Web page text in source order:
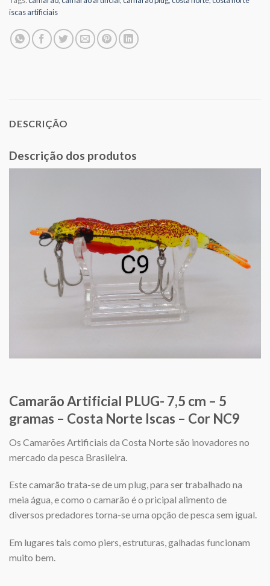
iscas artificiais
DESCRIÇÃO
Descrição dos produtos
Camarão Artificial PLUG- 7,5 cm – 5
gramas – Costa Norte Iscas – Cor NC9
Os Camarões Artificiais da Costa Norte são inovadores no
mercado da pesca Brasileira.
Este camarão trata-se de um plug, para ser trabalhado na
meia água, e como o camarão é o pricipal alimento de
diversos predadores torna-se uma opção de pesca sem igual.
Em lugares tais como piers, estruturas, galhadas funcionam
muito bem.